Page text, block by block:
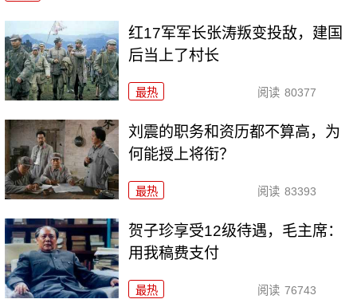
红17军军长张涛叛变投敌，建国
后当上了村长
最热 阅读 80377
刘震的职务和资历都不算高，为
何能授上将衔？
最热 阅读 83393
贺子珍享受12级待遇，毛主席：
用我稿费支付
最热 阅读 76743